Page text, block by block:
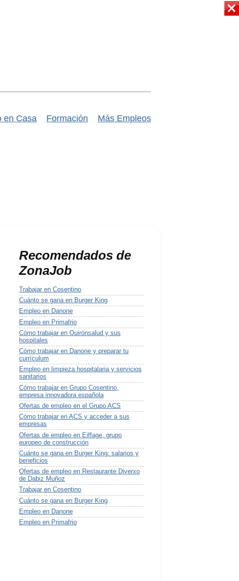
en Casa Formación Más Empleos
Recomendados de
ZonaJob
Trabajar en Cosentino
Cuánto se gana en Burger King
Empleo en Danone
Empleo en Primafrio
Cómo trabajar en Quirónsalud y sus
hospitales
Cómo trabajar en Danone y preparar tu
currículum
Empleo en limpieza hospitalaria y servicios
sanitarios
Cómo trabajar en Grupo Cosentino,
empresa innovadora española
Ofertas de empleo en el Grupo ACS
Cómo trabajar en ACS y acceder a sus
empresas
Ofertas de empleo en Eiffage, grupo
europeo de construcción
Cuánto se gana en Burger King: salarios y
beneficios
Ofertas de empleo en Restaurante Diverxo
de Dabiz Muñoz
Trabajar en Cosentino
Cuánto se gana en Burger King
Empleo en Danone
Empleo en Primafrio